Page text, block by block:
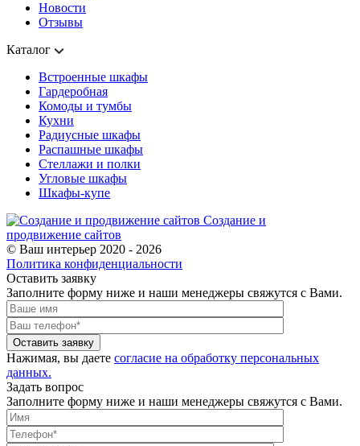
Новости
Отзывы
Каталог
Встроенные шкафы
Гардеробная
Комоды и тумбы
Кухни
Радиусные шкафы
Распашные шкафы
Стеллажи и полки
Угловые шкафы
Шкафы-купе
Создание и
продвижение сайтов
© Ваш интерьер 2020 - 2026
Политика конфиденциальности
Оставить заявку
Заполните форму ниже и наши менеджеры свяжутся с Вами.
Оставить заявку
Нажимая, вы даете согласие на обработку персональных
данных.
Задать вопрос
Заполните форму ниже и наши менеджеры свяжутся с Вами.